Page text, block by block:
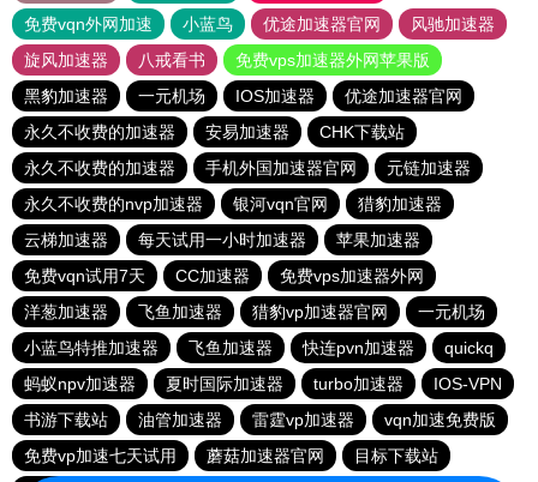
免费vqn外网加速
小蓝鸟 优途加速器官网
风驰加速器
旋风加速器
八戒看书
免费vps加速器外网苹果版
黑豹加速器
一元机场 IOS加速器
优途加速器官网
永久不收费的加速器
安易加速器
CHK下载站
永久不收费的加速器
手机外国加速器官网
元链加速器
永久不收费的nvp加速器
银河vqn官网
猎豹加速器
云梯加速器
每天试用一小时加速器
苹果加速器
免费vqn试用7天
CC加速器
免费vps加速器外网
洋葱加速器
飞鱼加速器 猎豹vp加速器官网
一元机场
小蓝鸟特推加速器
飞鱼加速器 快连pvn加速器
quickq
蚂蚁npv加速器
夏时国际加速器 turbo加速器
IOS-VPN
书游下载站
油管加速器 雷霆vp加速器
vqn加速免费版
免费vp加速七天试用
蘑菇加速器官网 目标下载站